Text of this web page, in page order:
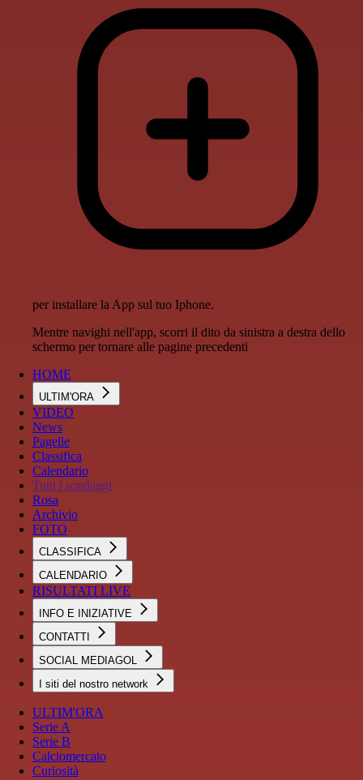
per installare la App sul tuo Iphone.
Mentre navighi nell'app, scorri il dito da sinistra a destra dello
schermo per tornare alle pagine precedenti
HOME
ULTIM'ORA
VIDEO
News
Pagelle
Classifica
Calendario
Tutti i sondaggi
Rosa
Archivio
FOTO
CLASSIFICA
CALENDARIO
RISULTATI LIVE
INFO E INIZIATIVE
CONTATTI
SOCIAL MEDIAGOL
I siti del nostro network
ULTIM'ORA
Serie A
Serie B
Calciomercato
Curiosità